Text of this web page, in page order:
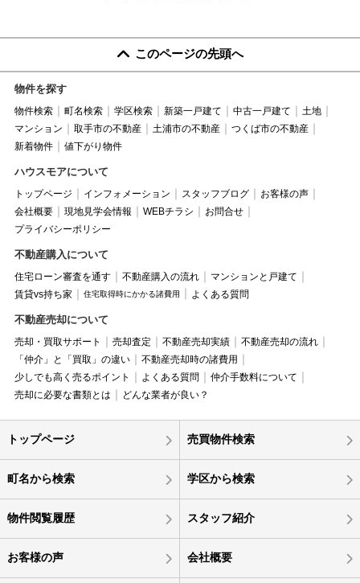
このページの先頭へ
物件を探す
物件検索 町名検索 学区検索 新築一戸建て 中古一戸建て
土地
マンション
取手市の不動産 土浦市の不動産
つくば市の不動産
新着物件
値下がり物件
ハウスモアについて
トップページ インフォメーション スタッフブログ
お客様の声
会社概要
現地見学会情報 WEBチラシ
お問合せ
プライバシーポリシー
不動産購入について
住宅ローン審査を通す 不動産購入の流れ
マンションと戸建て
賃貸vs持ち家
住宅取得時にかかる諸費用 よくある質問
不動産売却について
売却・買取サポート 売却査定 不動産売却実績
不動産売却の流れ
「仲介」と「買取」の違い
不動産売却時の諸費用
少しでも高く売るポイント
よくある質問
仲介手数料について
売却に必要な書類とは
どんな業者が良い？
トップページ 売買物件検索
町名から検索 学区から検索
物件閲覧履歴 スタッフ紹介
お客様の声 会社概要